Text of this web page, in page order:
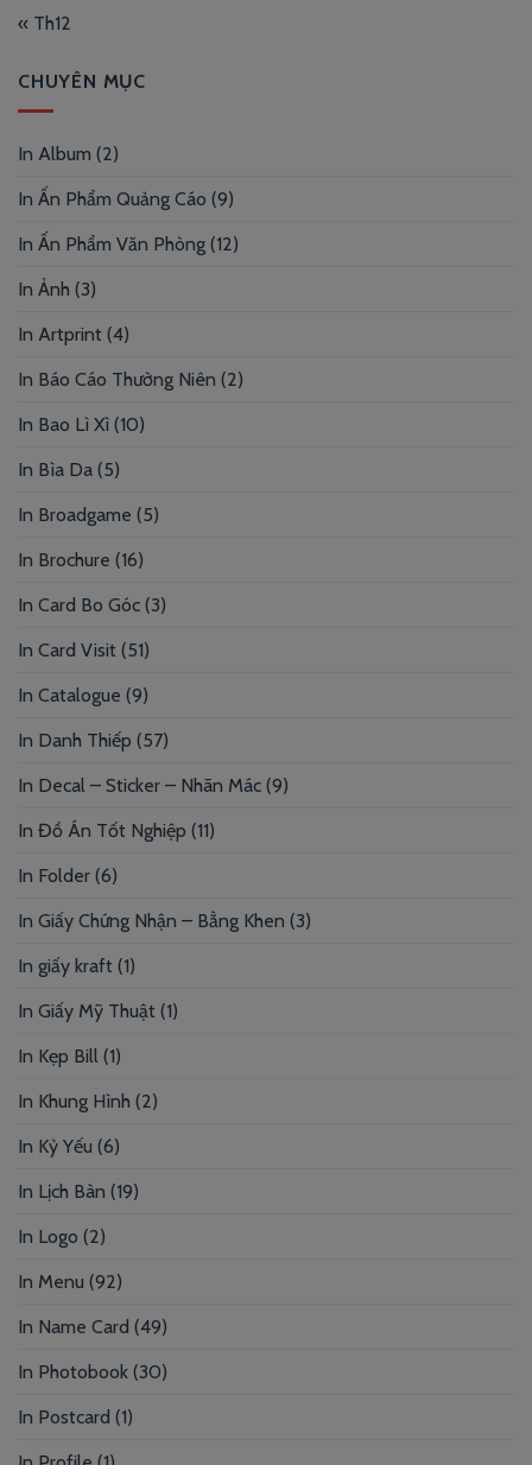
« Th12
CHUYÊN MỤC
In Album (2)
In Ấn Phẩm Quảng Cáo (9)
In Ấn Phẩm Văn Phòng (12)
In Ảnh (3)
In Artprint (4)
In Báo Cáo Thường Niên (2)
In Bao Lì Xì (10)
In Bìa Da (5)
In Broadgame (5)
In Brochure (16)
In Card Bo Góc (3)
In Card Visit (51)
In Catalogue (9)
In Danh Thiếp (57)
In Decal – Sticker – Nhãn Mác (9)
In Đồ Án Tốt Nghiệp (11)
In Folder (6)
In Giấy Chứng Nhận – Bằng Khen (3)
In giấy kraft (1)
In Giấy Mỹ Thuật (1)
In Kẹp Bill (1)
In Khung Hình (2)
In Kỷ Yếu (6)
In Lịch Bàn (19)
In Logo (2)
In Menu (92)
In Name Card (49)
In Photobook (30)
In Postcard (1)